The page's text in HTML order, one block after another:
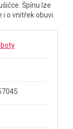
Špínu lze
o vnitřek obuvi.